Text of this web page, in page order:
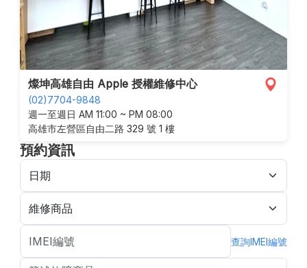
燦坤高雄自由 Apple 授權維修中心
(02)7704-9848
週一至週日 AM 11:00 ~ PM 08:00
高雄市左營區自由二路 329 號 1 樓
預約資訊
查詢IMEI編號